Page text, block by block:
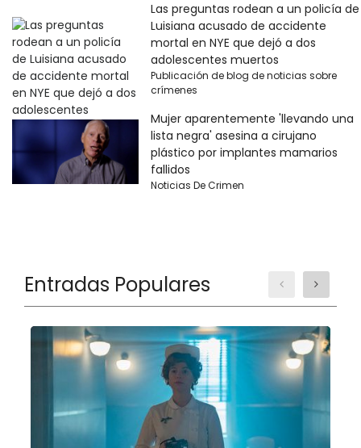
Las preguntas rodean a un policía de
Luisiana acusado de accidente
mortal en NYE que dejó a dos
adolescentes muertos
Publicación de blog de noticias sobre
crímenes
Mujer aparentemente 'llevando una
lista negra' asesina a cirujano
plástico por implantes mamarios
fallidos
Noticias De Crimen
Entradas Populares